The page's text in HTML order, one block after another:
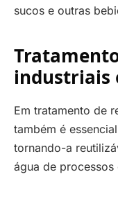
sucos e outras
industriais
Em tratamento de
também é
tornando-a
água de processos